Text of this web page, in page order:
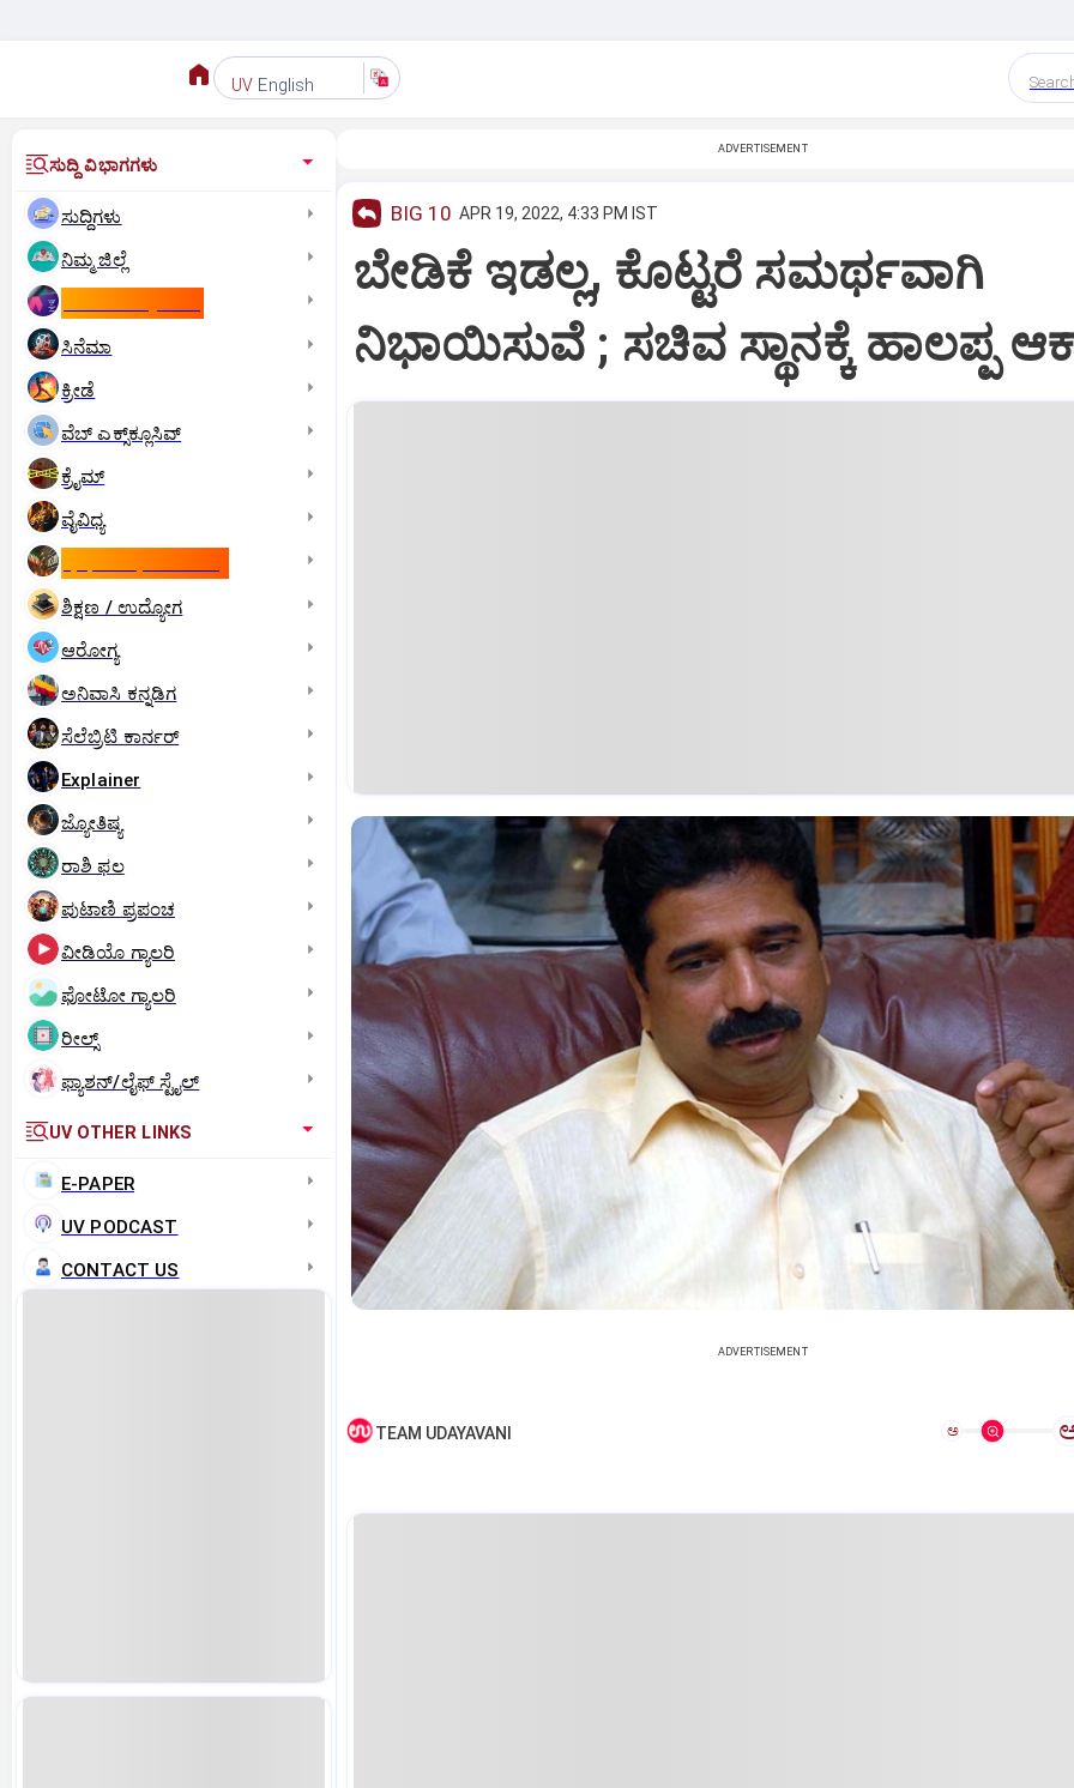
UV English
ಸುದ್ದಿ ವಿಭಾಗಗಳು
ಸುದ್ದಿಗಳು
ನಿಮ್ಮ ಜಿಲ್ಲೆ
ಸಿನೆಮಾ
ಕ್ರೀಡೆ
ವೆಬ್ ಎಕ್ಸ್‌ಕ್ಲೂಸಿವ್
ಕ್ರೈಮ್
ವೈವಿಧ್ಯ
ಶಿಕ್ಷಣ / ಉದ್ಯೋಗ
ಆರೋಗ್ಯ
ಅನಿವಾಸಿ ಕನ್ನಡಿಗ
ಸೆಲೆಬ್ರಿಟಿ ಕಾರ್ನರ್‌
Explainer
ಜ್ಯೋತಿಷ್ಯ
ರಾಶಿ ಫಲ
ಪುಟಾಣಿ ಪ್ರಪಂಚ
ವೀಡಿಯೊ ಗ್ಯಾಲರಿ
ಫೋಟೋ ಗ್ಯಾಲರಿ
ರೀಲ್ಸ್
ಫ್ಯಾಶನ್/ಲೈಫ್‌ ಸ್ಟೈಲ್
UV OTHER LINKS
E-PAPER
UV PODCAST
CONTACT US
ADVERTISEMENT
BIG 10 APR 19, 2022, 4:33 PM IST
ಬೇಡಿಕೆ ಇಡಲ್ಲ, ಕೊಟ್ಟರೆ ಸಮರ್ಥವಾಗಿ
ನಿಭಾಯಿಸುವೆ ; ಸಚಿವ ಸ್ಥಾನಕ್ಕೆ ಹಾಲಪ್ಪ
ADVERTISEMENT
TEAM UDAYAVANI ಅ